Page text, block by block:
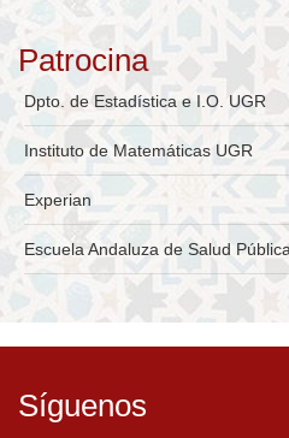
Patrocina
Dpto. de Estadística e I.O. UGR
Instituto de Matemáticas UGR
Experian
Escuela Andaluza de Salud
Síguenos